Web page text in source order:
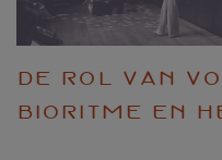
De rol van
bioritme en